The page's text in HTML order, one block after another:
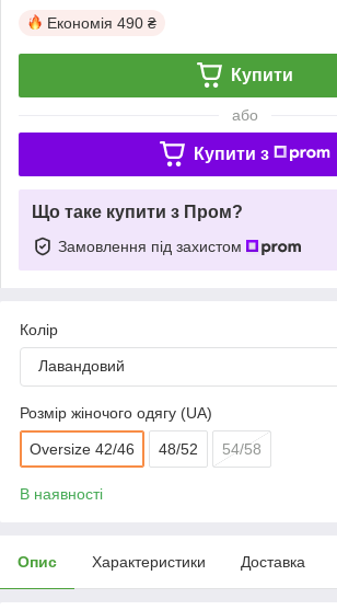
Економія 490 ₴
Купити
або
Купити з
Що таке купити з Пром?
Замовлення під захистом
Колір
Лавандовий
Розмір жіночого одягу (UA)
Oversize 42/46 48/52 54/58
В наявності
Опис Характеристики Доставка